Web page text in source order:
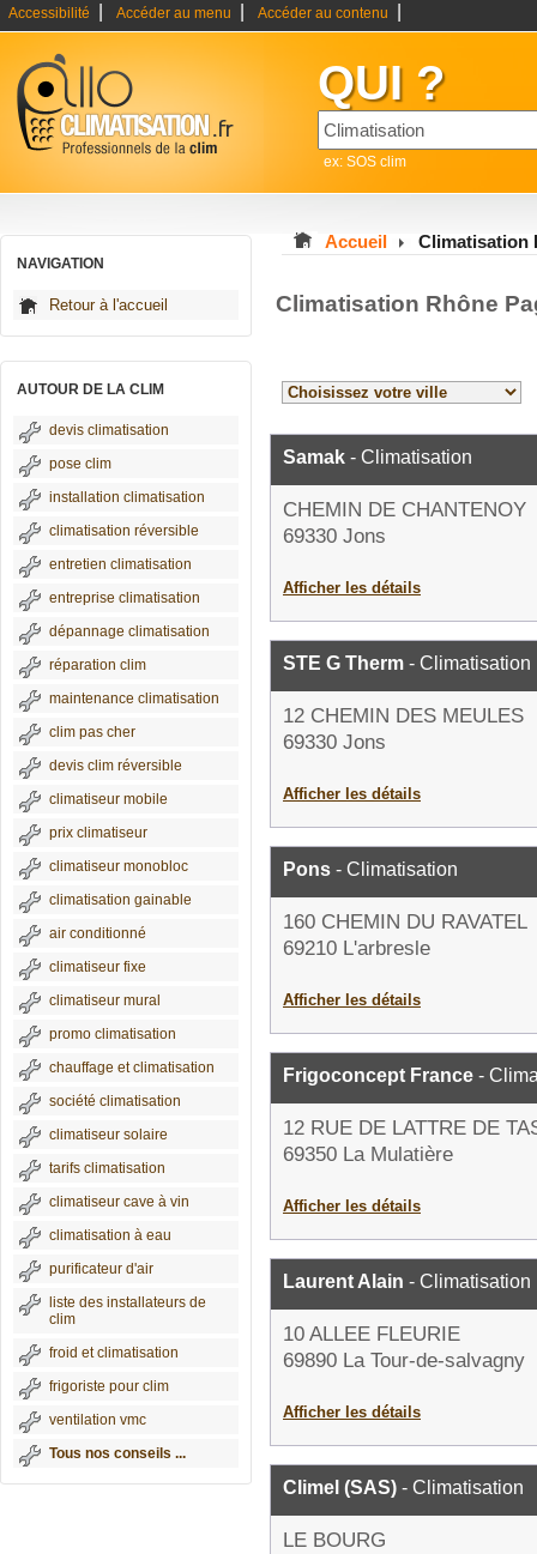
Accessibilité Accéder au menu Accéder au contenu
QUI ?
ex: SOS clim
NAVIGATION
Retour à l'accueil
AUTOUR DE LA CLIM
devis climatisation
pose clim
installation climatisation
climatisation réversible
entretien climatisation
entreprise climatisation
dépannage climatisation
réparation clim
maintenance climatisation
clim pas cher
devis clim réversible
climatiseur mobile
prix climatiseur
climatiseur monobloc
climatisation gainable
air conditionné
climatiseur fixe
climatiseur mural
promo climatisation
chauffage et climatisation
société climatisation
climatiseur solaire
tarifs climatisation
climatiseur cave à vin
climatisation à eau
purificateur d'air
liste des installateurs de
clim
froid et climatisation
frigoriste pour clim
ventilation vmc
Tous nos conseils ...
Accueil Climatisation
Climatisation Rhône
Samak - Climatisation
CHEMIN DE CHANTENOY
69330 Jons
Afficher les détails
STE G Therm - Climatisation
12 CHEMIN DES MEULES
69330 Jons
Afficher les détails
Pons - Climatisation
160 CHEMIN DU RAVATEL
69210 L'arbresle
Afficher les détails
Frigoconcept France -
12 RUE DE LATTRE DE
69350 La Mulatière
Afficher les détails
Laurent Alain - Climatisation
10 ALLEE FLEURIE
69890 La Tour-de-salvagny
Afficher les détails
Climel (SAS) - Climatisation
LE BOURG